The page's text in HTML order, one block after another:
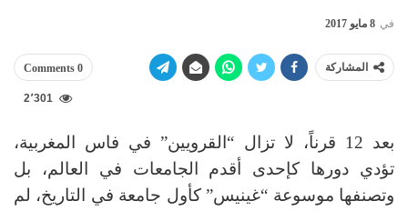
في 8 مايو 2017
المشاركة 0 Comments
2٬301
بعد 12 قرناً، لا تزال “القرويين” في فاس المغربية،
تؤدي دورها كإحدى أقدم الجامعات في العالم، بل
وتصنفها موسوعة “غينيس” كأول جامعة في التاريخ، لم